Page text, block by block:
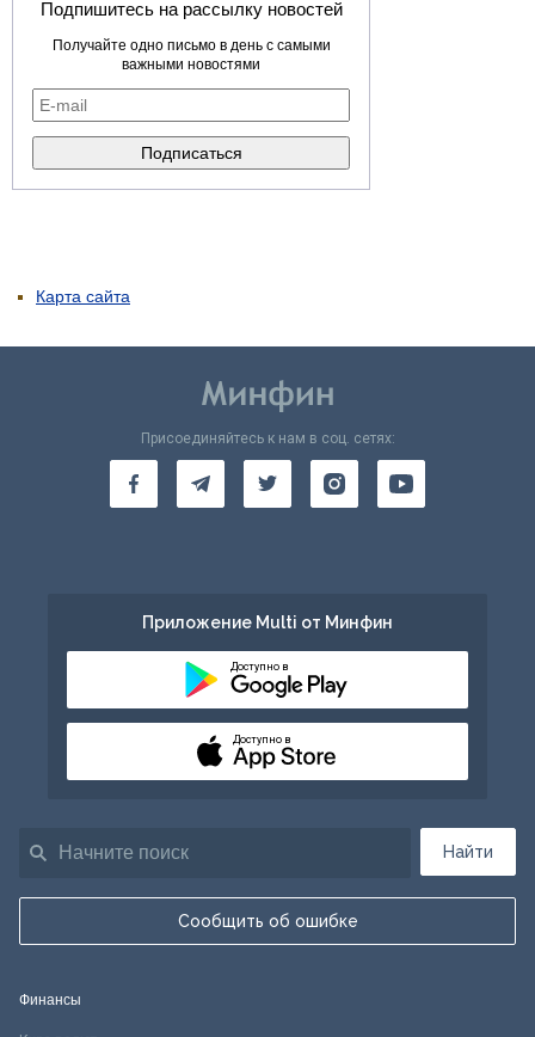
Подпишитесь на рассылку новостей
Получайте одно письмо в день с самыми
важными новостями
Карта сайта
Найти
Сообщить об ошибке
Присоединяйтесь к нам в соц. сетях:
Приложение Multi от Минфин
Доступно в
Доступно в
Финансы